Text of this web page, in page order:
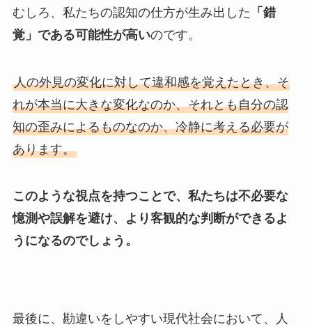
むしろ、私たちの認知の仕方が生み出した 「錯
覚」である可能性が高いのです。
人の外見の変化に対して違和感を覚えたとき、そ
れが本当に大きな変化なのか、それとも自分の認
知の歪みによるものなのか、冷静に考える必要が
あります。
このような視点を持つことで、私たちは不必要な
憶測や誤解を避け、より客観的な判断ができるよ
うになるのでしょう。
最後に、勘違いをしやすい現代社会において、人